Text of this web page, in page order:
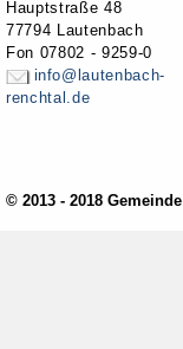
Hauptstraße 48
77794 Lautenbach
Fon 07802 - 9259-0
info@lautenbach-
renchtal.de
© 2013 - 2018